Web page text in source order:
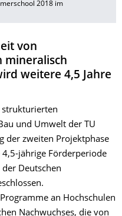
2018 im
von
mineralisch
weitere 4,5 Jahre
strukturierten
und Umwelt der TU
der zweiten Projektphase
4,5-jährige Förderperiode
Deutschen
an Hochschulen
Nachwuchses, die von